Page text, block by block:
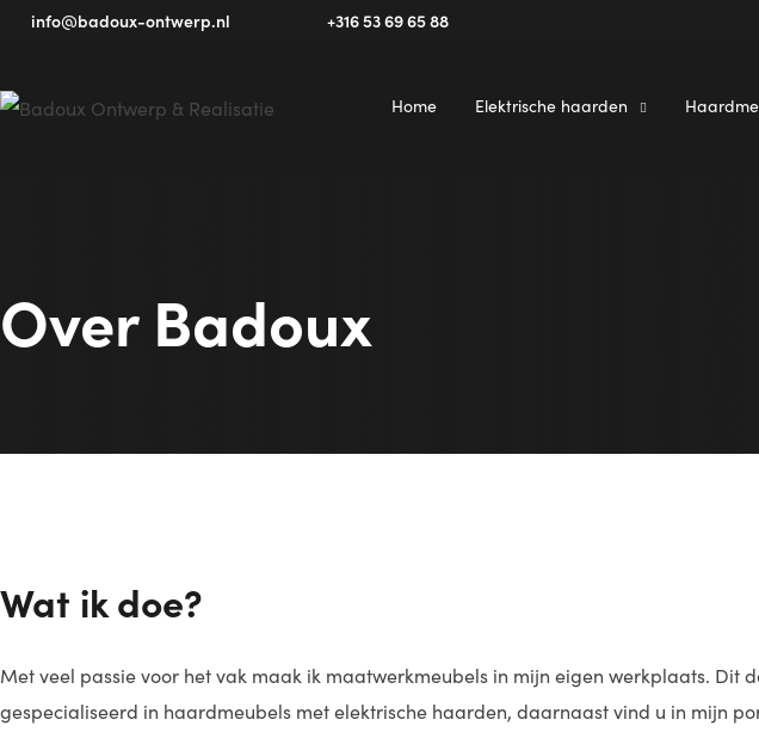
info@badoux-ontwerp.nl +316 53 69 65 88
Home Elektrische haarden
Over Badoux
Wat ik doe?
Met veel passie voor het vak maak ik maatwerkmeubels in mijn eigen werkplaats. Dit
gespecialiseerd in haardmeubels met elektrische haarden, daarnaast vind u in mijn